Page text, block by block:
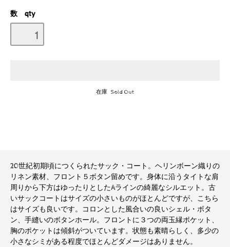
数 qty
在庫 Sold Out
20世紀初期頃につくられたサック・コート。ヘリンボーン織りの
リネン素材、フロント５ボタン留めです。身体に沿うタイトな肩
周りから下方はゆったりとしたAラインの綺麗なシルエット。古
いサックコートはサイズの小さいものがほとんどですが、こちら
はサイズも良いです。コロンとした風合いの良いシェル・ボタ
ン、手縫いのボタンホール。フロントに３つの両玉縁ポケット、
胸のポケットは傾斜がついています。状態も素晴らしく、多少の
小さなシミがある程度でほとんどダメージはありません。